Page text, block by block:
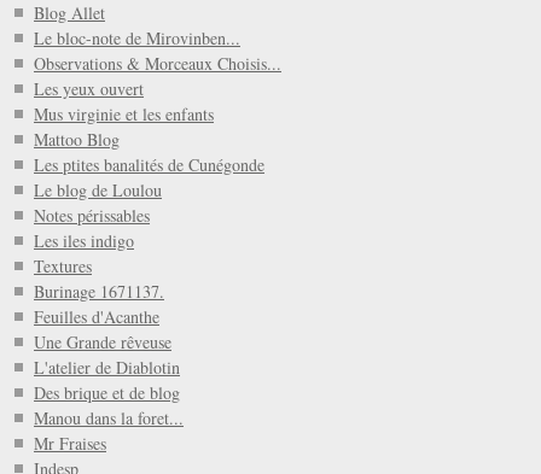
Blog Allet
Le bloc-note de Mirovinben...
Observations & Morceaux Choisis...
Les yeux ouvert
Mus virginie et les enfants
Mattoo Blog
Les ptites banalités de Cunégonde
Le blog de Loulou
Notes périssables
Les iles indigo
Textures
Burinage 1671137.
Feuilles d'Acanthe
Une Grande rêveuse
L'atelier de Diablotin
Des brique et de blog
Manou dans la foret...
Mr Fraises
Indesp